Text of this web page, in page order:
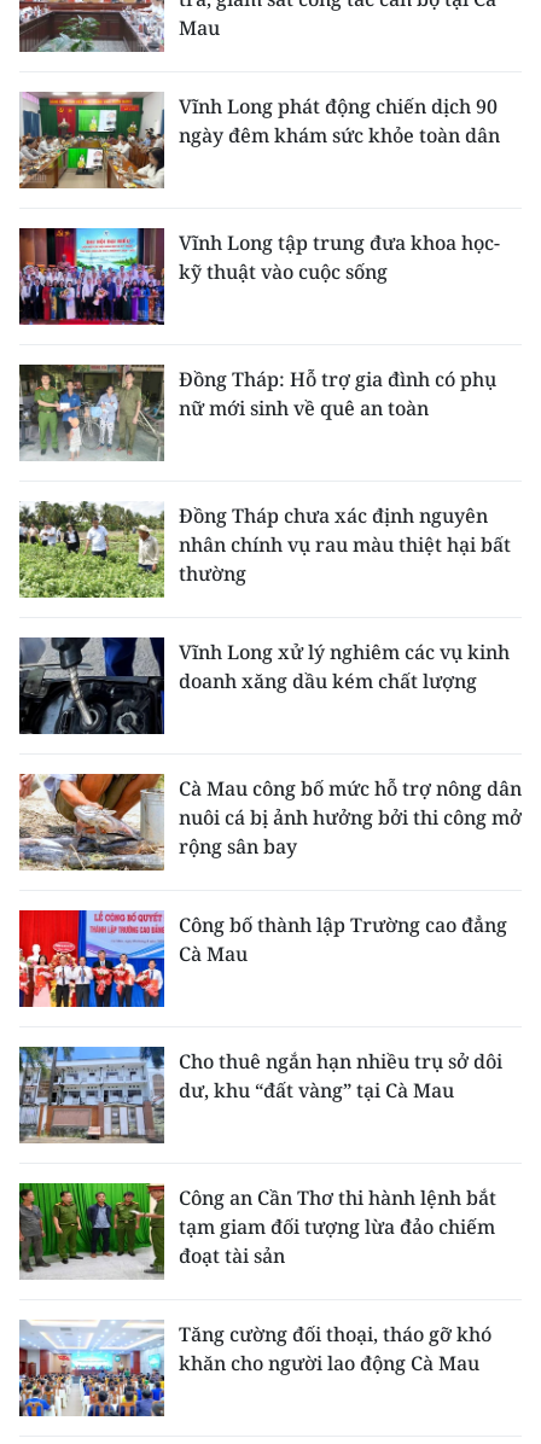
Mau
Vĩnh Long phát động chiến dịch 90
ngày đêm khám sức khỏe toàn dân
Vĩnh Long tập trung đưa khoa học-
kỹ thuật vào cuộc sống
Đồng Tháp: Hỗ trợ gia đình có phụ
nữ mới sinh về quê an toàn
Đồng Tháp chưa xác định nguyên
nhân chính vụ rau màu thiệt hại bất
thường
Vĩnh Long xử lý nghiêm các vụ kinh
doanh xăng dầu kém chất lượng
Cà Mau công bố mức hỗ trợ nông dân
nuôi cá bị ảnh hưởng bởi thi công mở
rộng sân bay
Công bố thành lập Trường cao đẳng
Cà Mau
Cho thuê ngắn hạn nhiều trụ sở dôi
dư, khu “đất vàng” tại Cà Mau
Công an Cần Thơ thi hành lệnh bắt
tạm giam đối tượng lừa đảo chiếm
đoạt tài sản
Tăng cường đối thoại, tháo gỡ khó
khăn cho người lao động Cà Mau